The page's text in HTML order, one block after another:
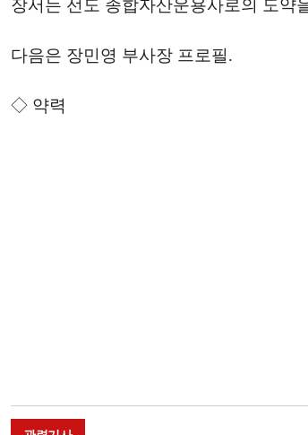
장서는 선도 종합자산운용사로의 도약
다음은 장민영 부사장 프로필.
◇ 약력